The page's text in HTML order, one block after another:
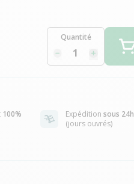
Quantité
100%
Expédition sous 24h
(jours ouvrés)